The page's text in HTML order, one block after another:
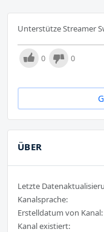
Unterstütze Streamer
0 0
ÜBER
Letzte
Kanalsprache:
Erstelldatum von Kanal:
Kanal existiert: